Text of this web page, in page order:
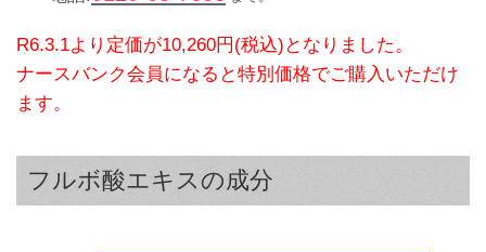
R6.3.1より定価が10,260円(税込)となりました。
ナースバンク会員になると特別価格でご購入いただけ
ます。
フルボ酸エキスの成分